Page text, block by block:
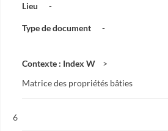
Lieu -
Type de document -
Contexte : Index W
Matrice des propriétés bâties
Résultat n°
6